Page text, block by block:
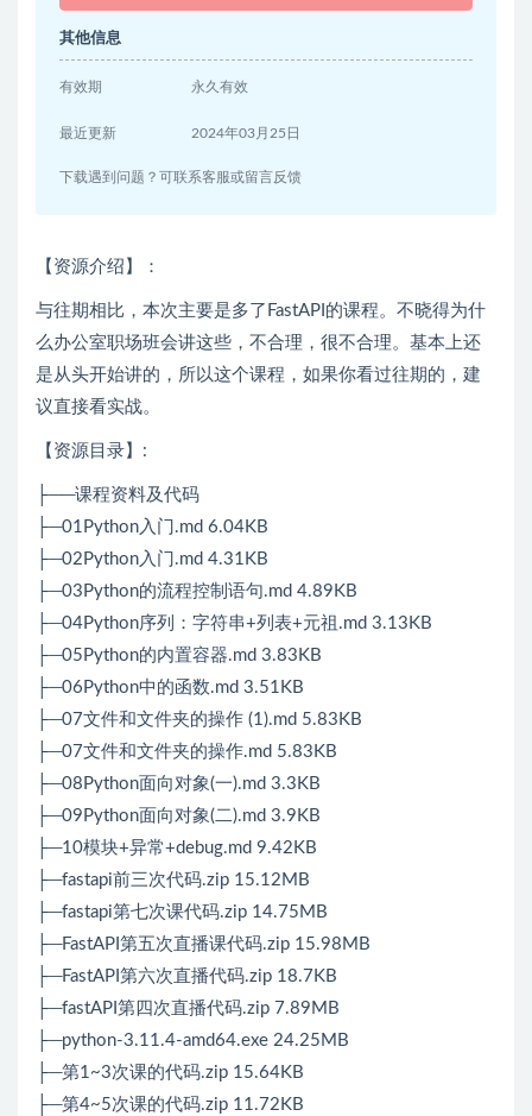
其他信息
有效期 永久有效
最近更新 2024年03月25日
下载遇到问题？可联系客服或留言反馈
【资源介绍】：
与往期相比，本次主要是多了FastAPI的课程。不晓得为什
么办公室职场班会讲这些，不合理，很不合理。基本上还
是从头开始讲的，所以这个课程，如果你看过往期的，建
议直接看实战。
【资源目录】:
├──课程资料及代码
├─01Python入门.md 6.04KB
├─02Python入门.md 4.31KB
├─03Python的流程控制语句.md 4.89KB
├─04Python序列：字符串+列表+元祖.md 3.13KB
├─05Python的内置容器.md 3.83KB
├─06Python中的函数.md 3.51KB
├─07文件和文件夹的操作 (1).md 5.83KB
├─07文件和文件夹的操作.md 5.83KB
├─08Python面向对象(一).md 3.3KB
├─09Python面向对象(二).md 3.9KB
├─10模块+异常+debug.md 9.42KB
├─fastapi前三次代码.zip 15.12MB
├─fastapi第七次课代码.zip 14.75MB
├─FastAPI第五次直播课代码.zip 15.98MB
├─FastAPI第六次直播代码.zip 18.7KB
├─fastAPI第四次直播代码.zip 7.89MB
├─python-3.11.4-amd64.exe 24.25MB
├─第1~3次课的代码.zip 15.64KB
├─第4~5次课的代码.zip 11.72KB